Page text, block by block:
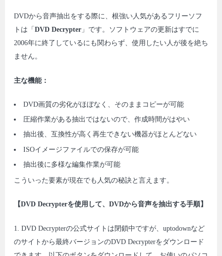
DVDから音声抽出をする際に、根強い人気があるフリーソフ
トは「 DVD Decrypter」です。ソフトウェアの更新はすでに
2006年に終了しているにも関わらず、使用したい人が後を絶ち
ません。
主な機能：
DVD画質の劣化がほぼなく、そのままコピーが可能
圧縮作業がある抽出ではないので、作成時間がはやい
抽出後、互換性が高く再生できない機器がほとんどない
ISOイメージファイルでの保存が可能
抽出後に多様な編集作業が可能
こういった要素が現在でも人気の秘訣と言えます。
【DVD Decrypterを使用して、DVDから音声を抽出する手順】
1. DVD Decrypterの公式サイトは閉鎖中ですが、uptodownなど
のサイトから最終バージョンのDVD Decrypterをダウンロード